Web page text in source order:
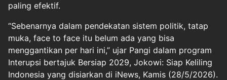
paling efektif.
“Sebenarnya dalam pendekatan sistem politik, tatap
muka, face to face itu belum ada yang bisa
menggantikan per hari ini,” ujar Pangi dalam program
Interupsi bertajuk Bersiap 2029, Jokowi: Siap Keliling
Indonesia yang disiarkan di iNews, Kamis (28/5/2026).